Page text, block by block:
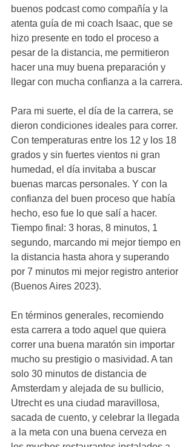
buenos podcast como compañía y la
atenta guía de mi coach Isaac, que se
hizo presente en todo el proceso a
pesar de la distancia, me permitieron
hacer una muy buena preparación y
llegar con mucha confianza a la carrera.
Para mi suerte, el día de la carrera, se
dieron condiciones ideales para correr.
Con temperaturas entre los 12 y los 18
grados y sin fuertes vientos ni gran
humedad, el día invitaba a buscar
buenas marcas personales. Y con la
confianza del buen proceso que había
hecho, eso fue lo que salí a hacer.
Tiempo final: 3 horas, 8 minutos, 1
segundo, marcando mi mejor tiempo en
la distancia hasta ahora y superando
por 7 minutos mi mejor registro anterior
(Buenos Aires 2023).
En términos generales, recomiendo
esta carrera a todo aquel que quiera
correr una buena maratón sin importar
mucho su prestigio o masividad. A tan
solo 30 minutos de distancia de
Amsterdam y alejada de su bullicio,
Utrecht es una ciudad maravillosa,
sacada de cuento, y celebrar la llegada
a la meta con una buena cerveza en